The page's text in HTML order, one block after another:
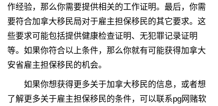
作经验，那么你需要提供相关的工作证明。最后，你需
要符合加拿大移民局对于雇主担保移民的其它要求。这
些要求可能包括提供健康检查证明、无犯罪记录证明
等。如果你符合以上条件，那么你就有可能获得加拿大
安省雇主担保移民的机会。
如果你想获得更多关于加拿大移民的信息，或者想
了解更多关于雇主担保移民的条件，可以联系pg网赌软